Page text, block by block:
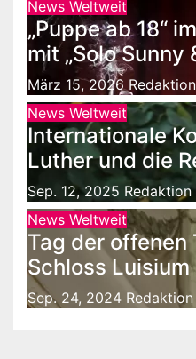
News Weltweit
„Puppe ab 18“
mit „Solo Sunny
März 15, 2026 Redaktion
News Weltweit
Internationale
Luther und die
Sep. 12, 2025 Redaktion
News Weltweit
Tag der offenen
Schloss Luisium
Sep. 24, 2024 Redaktion